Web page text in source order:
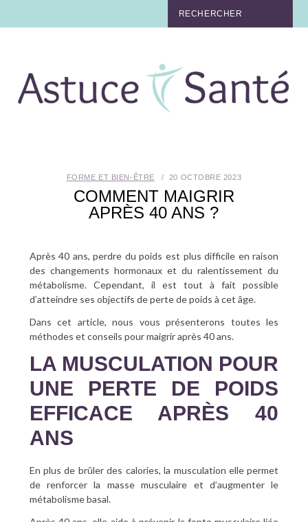
TABAC
MÉDECINE DOUCE
BIEN-ÊTRE
SANTÉ BUCCO-DENTAIRE
SEXUALITÉ
SENIOR
CONTACT
FORME ET BIEN-ÊTRE 20 OCTOBRE 2023
COMMENT MAIGRIR
APRÈS 40 ANS ?
Après 40 ans, perdre du poids est plus difficile en raison
des changements hormonaux et du ralentissement du
métabolisme. Cependant, il est tout à fait possible
d’atteindre ses objectifs de perte de poids à cet âge.
Dans cet article, nous vous présenterons toutes les
méthodes et conseils pour maigrir après 40 ans.
LA MUSCULATION POUR
UNE PERTE DE POIDS
EFFICACE APRÈS 40
ANS
En plus de brûler des calories, la musculation elle permet
de renforcer la masse musculaire et d’augmenter le
métabolisme basal.